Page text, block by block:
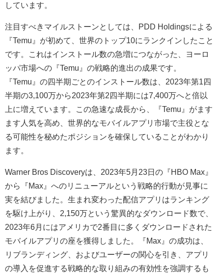
しています。
注目すべきマイルストーンとしては、PDD Holdingsによる
『Temu』が初めて、世界のトップ10にランクインしたこと
です。これはインストール数の急増につながった、ヨーロ
ッパ市場への『Temu』の戦略的進出の成果です。
『Temu』の四半期ごとのインストール数は、2023年第1四
半期の3,100万から2023年第2四半期には7,400万へと倍以
上に増えています。この急速な成長から、『Temu』がます
ます人気を高め、世界的なモバイルアプリ市場で主役とな
る可能性を秘めたポジションを確保していることがわかり
ます。
Warner Bros Discoveryは、2023年5月23日の『HBO Max』
から『Max』へのリニューアルという戦略的行動が見事に
実を結びました。生まれ変わった配信アプリはランキング
を駆け上がり、2,150万という驚異的なダウンロード数で、
2023年6月にはアメリカで2番目に多くダウンロードされた
モバイルアプリの座を獲得しました。『Max』の成功は、
リブランディング、およびユーザーの関心を引き、アプリ
の導入を促進する戦略的な取り組みの有効性を強調するも